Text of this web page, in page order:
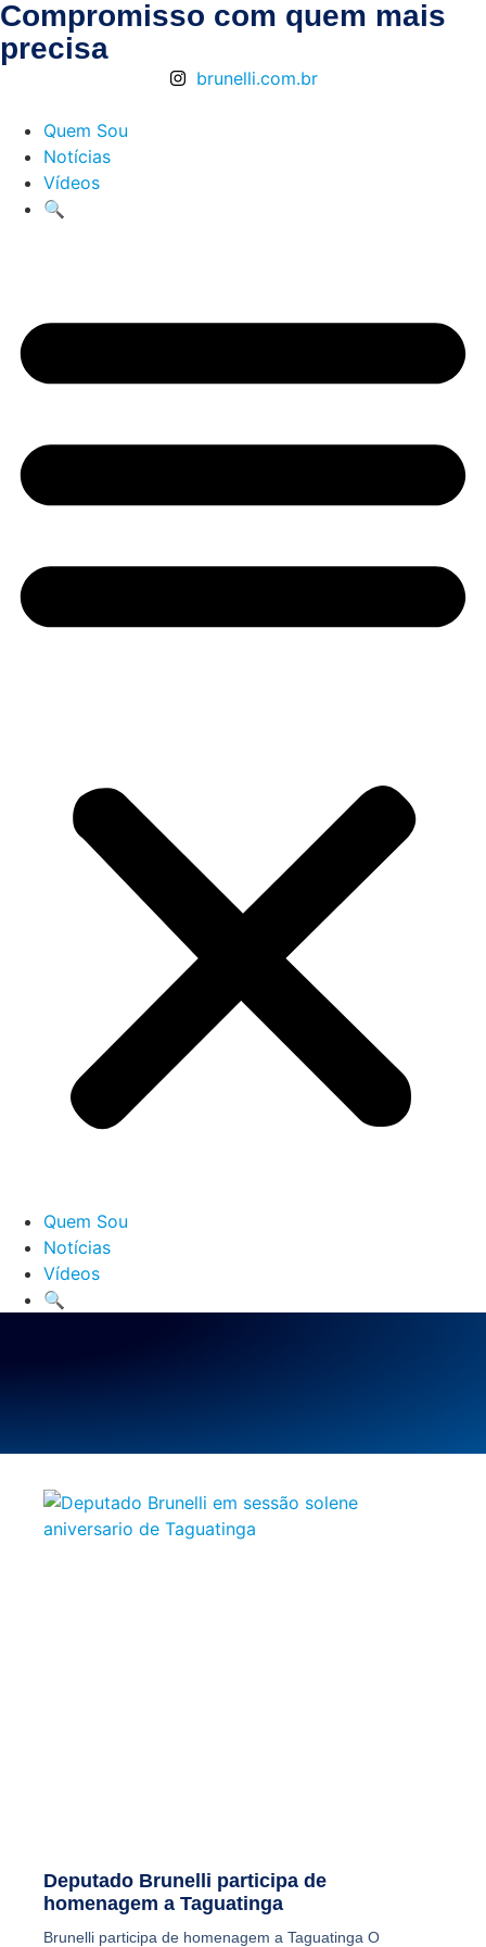
Compromisso com quem mais
precisa
brunelli.com.br
Quem Sou
Notícias
Vídeos
🔍
Quem Sou
Notícias
Vídeos
🔍
Deputado Brunelli participa de
homenagem a Taguatinga
Brunelli participa de homenagem a Taguatinga O